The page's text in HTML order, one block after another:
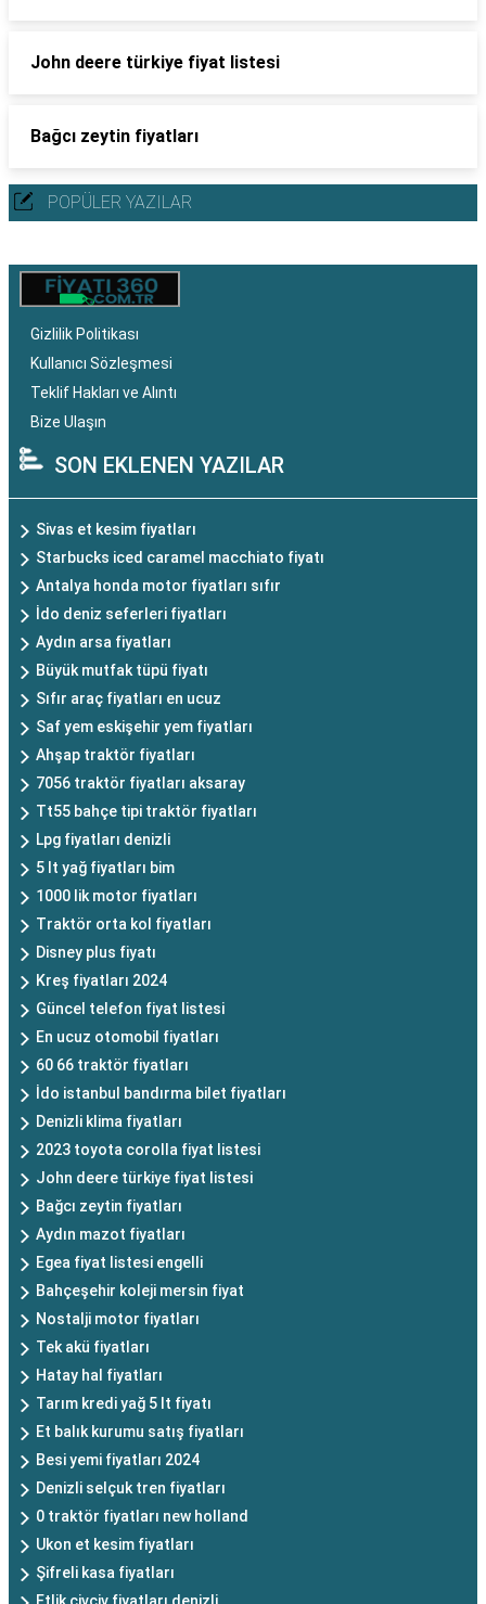
John deere türkiye fiyat listesi
Bağcı zeytin fiyatları
POPÜLER YAZILAR
Gizlilik Politikası
Kullanıcı Sözleşmesi
Teklif Hakları ve Alıntı
Bize Ulaşın
SON EKLENEN YAZILAR
Sivas et kesim fiyatları
Starbucks iced caramel macchiato fiyatı
Antalya honda motor fiyatları sıfır
İdo deniz seferleri fiyatları
Aydın arsa fiyatları
Büyük mutfak tüpü fiyatı
Sıfır araç fiyatları en ucuz
Saf yem eskişehir yem fiyatları
Ahşap traktör fiyatları
7056 traktör fiyatları aksaray
Tt55 bahçe tipi traktör fiyatları
Lpg fiyatları denizli
5 lt yağ fiyatları bim
1000 lik motor fiyatları
Traktör orta kol fiyatları
Disney plus fiyatı
Kreş fiyatları 2024
Güncel telefon fiyat listesi
En ucuz otomobil fiyatları
60 66 traktör fiyatları
İdo istanbul bandırma bilet fiyatları
Denizli klima fiyatları
2023 toyota corolla fiyat listesi
John deere türkiye fiyat listesi
Bağcı zeytin fiyatları
Aydın mazot fiyatları
Egea fiyat listesi engelli
Bahçeşehir koleji mersin fiyat
Nostalji motor fiyatları
Tek akü fiyatları
Hatay hal fiyatları
Tarım kredi yağ 5 lt fiyatı
Et balık kurumu satış fiyatları
Besi yemi fiyatları 2024
Denizli selçuk tren fiyatları
0 traktör fiyatları new holland
Ukon et kesim fiyatları
Şifreli kasa fiyatları